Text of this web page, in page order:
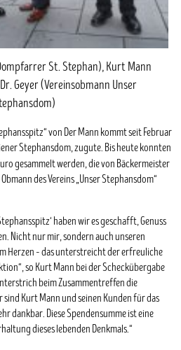
St. Stephan), Kurt Mann
Geyer (Vereinsobmann Unser
von Der Mann kommt seit Februar
Stephansdom, zugute. Bis heute konnten
gesammelt werden, die von Bäckermeister
des Vereins „Unser Stephansdom“
haben wir es geschafft, Genuss
Nicht nur mir, sondern auch unseren
Herzen – das unterstreicht der erfreuliche
so Kurt Mann bei der Scheckübergabe
beim Zusammentreffen die
Kurt Mann und seinen Kunden für das
dankbar. Diese Spendensumme ist eine
dieses lebenden Denkmals.“